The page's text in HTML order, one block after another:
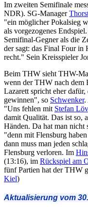
Im zweiten Semifinale
NDR). SG-Manager
"ein möglicher Pokalsieg
als vorgezogenes
Semifinal-Gegner als die
der sagt: das Final Four in
recht." Sein Kreisspieler
Beim THW sieht THW-
wenn der THW nach dem
Lazarett spricht eher
gewinnen", so Schwenker.
"Uns fehlen mit Stefan
damit Qualität. Das ist so,
Händen. Da hat man nicht
"denn mit Flensburg
dann muss man jeden
Flensburg verloren. Im
(13:16), im Rückspiel am
fünf Partien hat der THW
Kiel)
Aktualisierung vom